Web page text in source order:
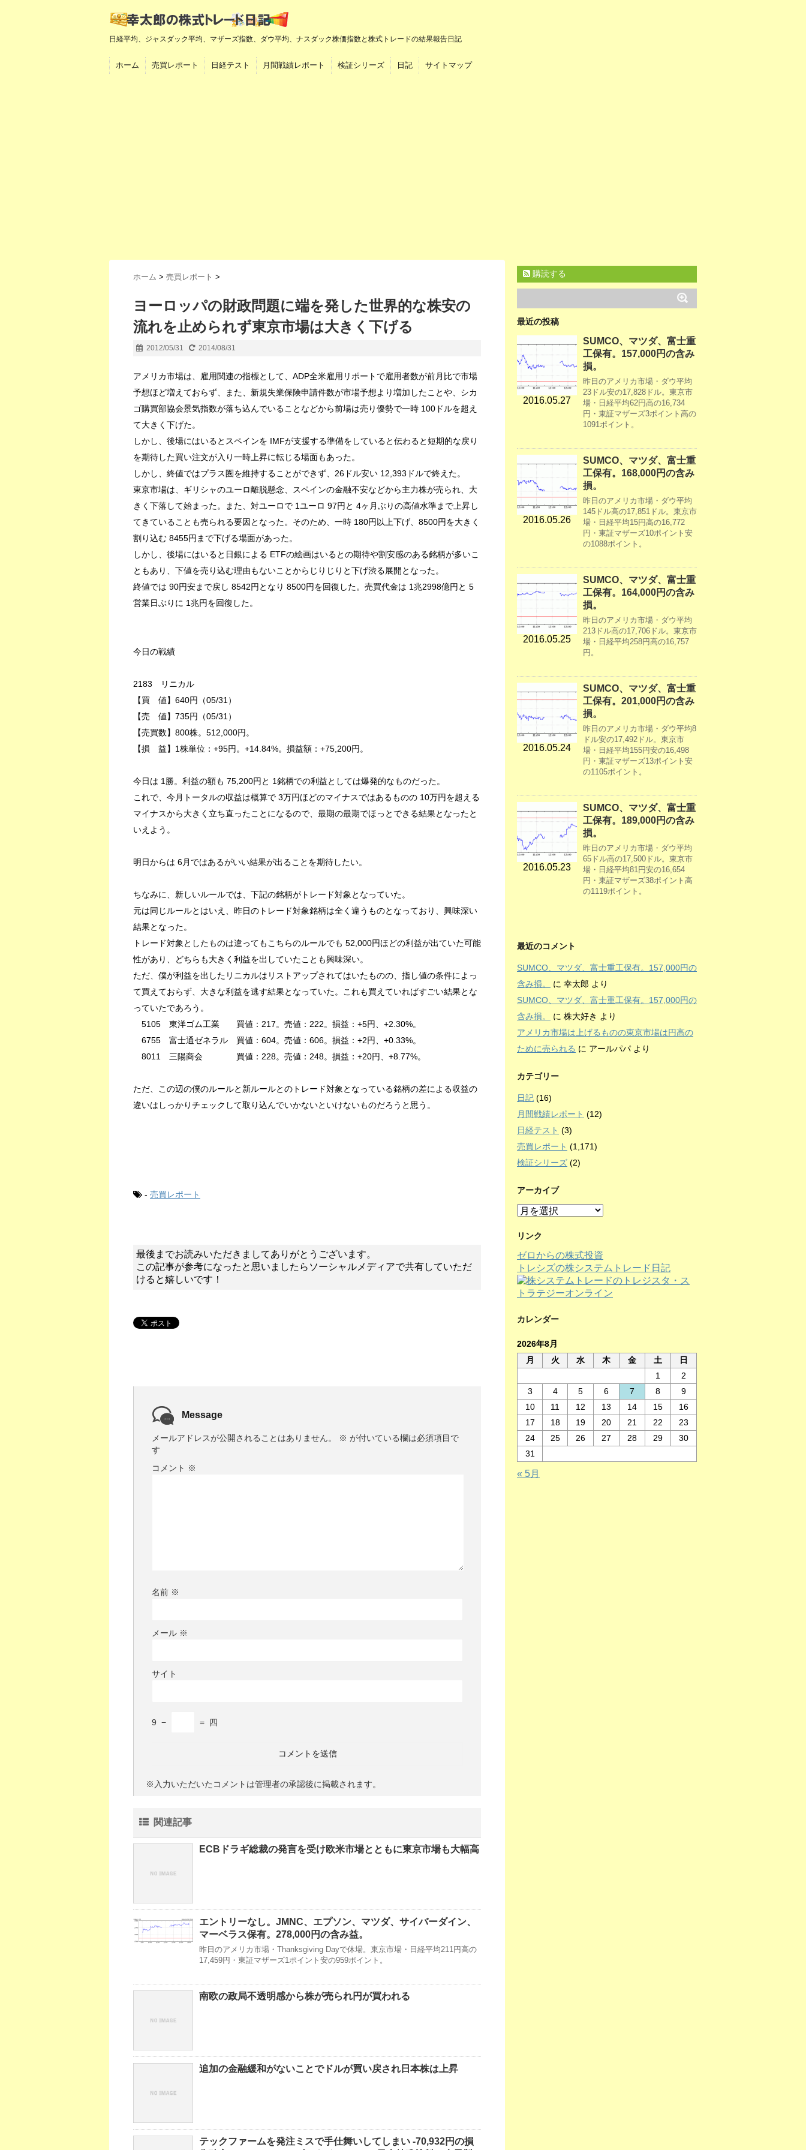
日経平均、ジャスダック平均、マザーズ指数、ダウ平均、ナスダック株価指数と株式トレードの結果報告日記
ホーム 売買レポート 日経テスト 月間戦績レポート 検証シリーズ 日記 サイトマップ
ホーム > 売買レポート >
ヨーロッパの財政問題に端を発した世界的な株安の
流れを止められず東京市場は大きく下げる
2012/05/31 2014/08/31
アメリカ市場は、雇用関連の指標として、ADP全米雇用リポートで雇用者数が前月比で市場
予想ほど増えておらず、また、新規失業保険申請件数が市場予想より増加したことや、シカ
ゴ購買部協会景気指数が落ち込んでいることなどから前場は売り優勢で一時 100ドルを超え
て大きく下げた。
しかし、後場にはいるとスペインを IMFが支援する準備をしていると伝わると短期的な戻り
を期待した買い注文が入り一時上昇に転じる場面もあった。
しかし、終値ではプラス圏を維持することができず、26ドル安い 12,393ドルで終えた。
東京市場は、ギリシャのユーロ離脱懸念、スペインの金融不安などから主力株が売られ、大
きく下落して始まった。また、対ユーロで 1ユーロ 97円と 4ヶ月ぶりの高値水準まで上昇し
てきていることも売られる要因となった。そのため、一時 180円以上下げ、8500円を大きく
割り込む 8455円まで下げる場面があった。
しかし、後場にはいると日銀による ETFの絵画はいるとの期待や割安感のある銘柄が多いこ
ともあり、下値を売り込む理由もないことからじりじりと下げ渋る展開となった。
終値では 90円安まで戻し 8542円となり 8500円を回復した。売買代金は 1兆2998億円と 5
営業日ぶりに 1兆円を回復した。
今日の戦績
2183 リニカル
【買 値】640円（05/31）
【売 値】735円（05/31）
【売買数】800株。512,000円。
【損 益】1株単位：+95円。+14.84%。損益額：+75,200円。
今日は 1勝。利益の額も 75,200円と 1銘柄での利益としては爆発的なものだった。
これで、今月トータルの収益は概算で 3万円ほどのマイナスではあるものの 10万円を超える
マイナスから大きく立ち直ったことになるので、最期の最期でほっとできる結果となったと
いえよう。
明日からは 6月ではあるがいい結果が出ることを期待したい。
ちなみに、新しいルールでは、下記の銘柄がトレード対象となっていた。
元は同じルールとはいえ、昨日のトレード対象銘柄は全く違うものとなっており、興味深い
結果となった。
トレード対象としたものは違ってもこちらのルールでも 52,000円ほどの利益が出ていた可能
性があり、どちらも大きく利益を出していたことも興味深い。
ただ、僕が利益を出したリニカルはリストアップされてはいたものの、指し値の条件によっ
て買えておらず、大きな利益を逃す結果となっていた。これも買えていればすごい結果とな
っていたであろう。
5105 東洋ゴム工業 買値：217。売値：222。損益：+5円、+2.30%。
6755 富士通ゼネラル 買値：604。売値：606。損益：+2円、+0.33%。
8011 三陽商会 買値：228。売値：248。損益：+20円、+8.77%。
ただ、この辺の僕のルールと新ルールとのトレード対象となっている銘柄の差による収益の
違いはしっかりチェックして取り込んでいかないといけないものだろうと思う。
- 売買レポート
最後までお読みいただきましてありがとうございます。
この記事が参考になったと思いましたらソーシャルメディアで共有していただ
けると嬉しいです！
Message
メールアドレスが公開されることはありません。 ※ が付いている欄は必須項目で
す
コメント ※
名前 ※
メール ※
サイト
9 − = 四
※入力いただいたコメントは管理者の承認後に掲載されます。
関連記事
ECBドラギ総裁の発言を受け欧米市場とともに東京市場も大幅高
エントリーなし。JMNC、エプソン、マツダ、サイバーダイン、
マーベラス保有。278,000円の含み益。
昨日のアメリカ市場・Thanksgiving Dayで休場。東京市場・日経平均211円高の
17,459円・東証マザーズ1ポイント安の959ポイント。
南欧の政局不透明感から株が売られ円が買われる
追加の金融緩和がないことでドルが買い戻され日本株は上昇
テックファームを発注ミスで手仕舞いしてしまい -70,932円の損
購読する
最近の投稿
2016.05.27
SUMCO、マツダ、富士重
工保有。157,000円の含み
損。
昨日のアメリカ市場・ダウ平均
23ドル安の17,828ドル。東京市
場・日経平均62円高の16,734
円・東証マザーズ3ポイント高の
1091ポイント。
2016.05.26
SUMCO、マツダ、富士重
工保有。168,000円の含み
損。
昨日のアメリカ市場・ダウ平均
145ドル高の17,851ドル。東京市
場・日経平均15円高の16,772
円・東証マザーズ10ポイント安
の1088ポイント。
2016.05.25
SUMCO、マツダ、富士重
工保有。164,000円の含み
損。
昨日のアメリカ市場・ダウ平均
213ドル高の17,706ドル。東京市
場・日経平均258円高の16,757
円。
2016.05.24
SUMCO、マツダ、富士重
工保有。201,000円の含み
損。
昨日のアメリカ市場・ダウ平均8
ドル安の17,492ドル。東京市
場・日経平均155円安の16,498
円・東証マザーズ13ポイント安
の1105ポイント。
2016.05.23
SUMCO、マツダ、富士重
工保有。189,000円の含み
損。
昨日のアメリカ市場・ダウ平均
65ドル高の17,500ドル。東京市
場・日経平均81円安の16,654
円・東証マザーズ38ポイント高
の1119ポイント。
最近のコメント
SUMCO、マツダ、富士重工保有。157,000円の
含み損。
に 幸太郎 より
SUMCO、マツダ、富士重工保有。157,000円の
含み損。
に 株大好き より
アメリカ市場は上げるものの東京市場は円高の
ために売られる に アールパパ より
カテゴリー
日記 (16)
月間戦績レポート (12)
日経テスト (3)
売買レポート (1,171)
検証シリーズ (2)
アーカイブ
ア
カ
ブ
リンク
ゼロからの株式投資
トレシズの株システムトレード日記
カレンダー
2026年8月
月
火 水 木 金 土
日
1
2
3
4 5 6 7 8
9
10
11 12 13 14 15
16
17
18 19 20 21 22
23
24
25 26 27 28 29
30
31
« 5月